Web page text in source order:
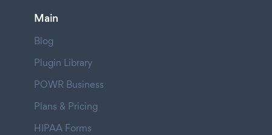
Main
Blog
Plugin Library
POWR Business
Plans & Pricing
HIPAA Forms